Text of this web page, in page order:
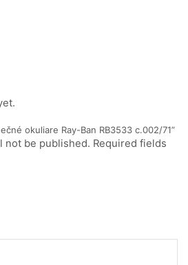
okuliare Ray-Ban RB3533 c.002/71”
not be published. Required fields